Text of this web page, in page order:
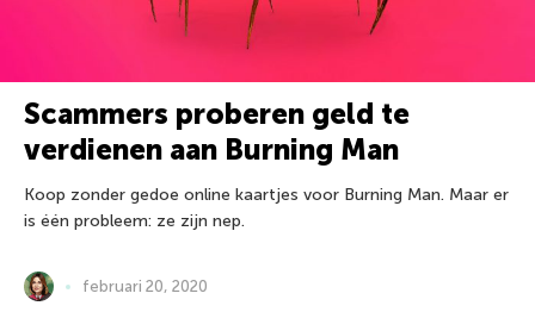
Scammers proberen geld te
verdienen aan Burning Man
Koop zonder gedoe online kaartjes voor Burning Man. Maar er
is één probleem: ze zijn nep.
februari 20, 2020